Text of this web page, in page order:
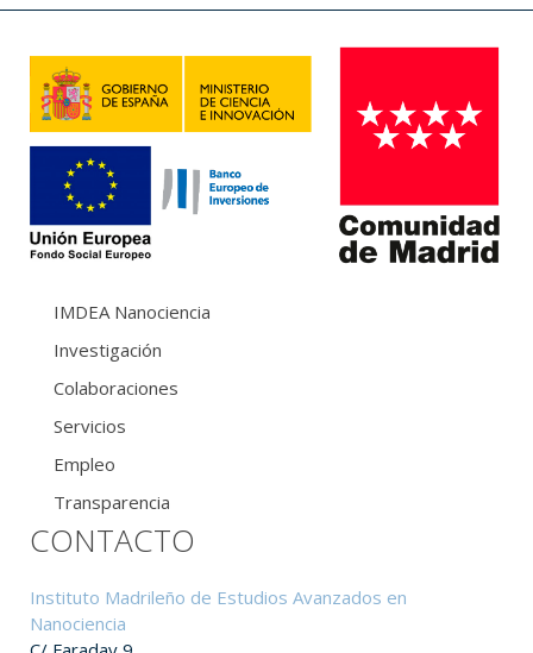
IMDEA Nanociencia
Investigación
Colaboraciones
Servicios
Empleo
Transparencia
CONTACTO
Instituto Madrileño de Estudios Avanzados en
Nanociencia